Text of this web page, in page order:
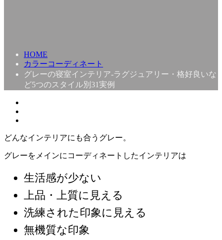
HOME
カラーコーディネート
グレーの寝室インテリア-ラグジュアリー・格好良いな
ど5つのスタイル別31実例
どんなインテリアにも合うグレー。
グレーをメインにコーディネートしたインテリアは
生活感が少ない
上品・上質に見える
洗練された印象に見える
無機質な印象